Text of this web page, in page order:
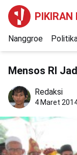
PIKIRAN
Nanggroe
Mensos RI
Redaksi
4 Maret